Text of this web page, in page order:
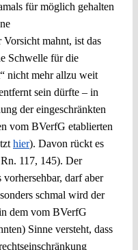
für möglich gehalten
mahnt, ist das
Schwelle für die
nicht mehr allzu weit
sein dürfte – in
der eingeschränkten
vom BVerfG etablierten
hier). Davon rückt es
117, 145). Der
darf aber
schmal wird der
dem vom BVerfG
Sinne versteht, dass